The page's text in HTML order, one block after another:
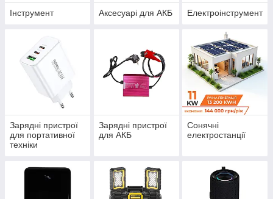
Інструмент Аксесуарі для АКБ Електроінструмент
Зарядні пристрої
для портативної
техніки
Зарядні пристрої
для АКБ
Сонячні
електростанції